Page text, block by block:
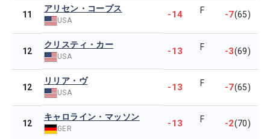
11
アリセン・コープス
USA
-14 F -7(65)
12
クリスティ・カー
USA -13 F -3(69)
12
リリア・ヴ
USA -13 F -7(65)
12
キャロライン・マッソン
GER -13 F -2(70)